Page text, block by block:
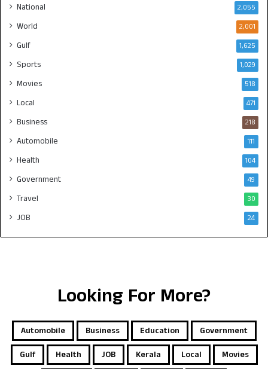
National 2,055
World 2,001
Gulf 1,625
Sports 1,029
Movies 518
Local 471
Business 218
Automobile 111
Health 104
Government 49
Travel 30
JOB 24
Looking For More?
Automobile Business Education
Government
Gulf
Health JOB Kerala Local Movies